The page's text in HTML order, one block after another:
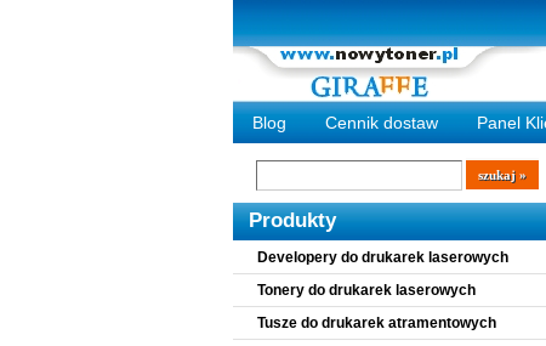
Blog Cennik dostaw Panel
Wyszukiwarka
szukaj
Produkty
Developery do drukarek laserowych
Tonery do drukarek laserowych
Tusze do drukarek atramentowych